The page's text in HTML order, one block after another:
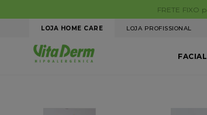
LOJA HOME CARE LOJA PROFISSIONAL
FACIAL